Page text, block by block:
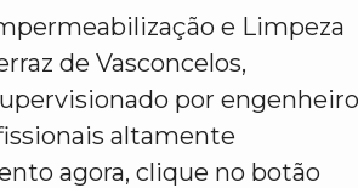
e Limpeza
de Vasconcelos,
por engenheiro
altamente
agora, clique no botão